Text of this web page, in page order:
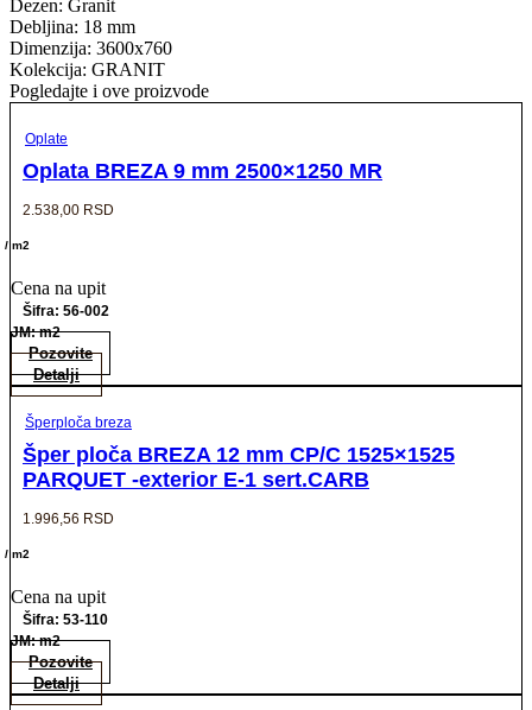
Dezen: Granit
Debljina: 18 mm
Dimenzija: 3600x760
Kolekcija: GRANIT
Pogledajte i ove proizvode
Oplate
Oplata BREZA 9 mm 2500×1250 MR
2.538,00 RSD
/ m2
Cena na upit
Šifra: 56-002
JM: m2
Pozovite
Detalji
Šperploča breza
Šper ploča BREZA 12 mm CP/C 1525×1525
PARQUET -exterior E-1 sert.CARB
1.996,56 RSD
/ m2
Cena na upit
Šifra: 53-110
JM: m2
Pozovite
Detalji